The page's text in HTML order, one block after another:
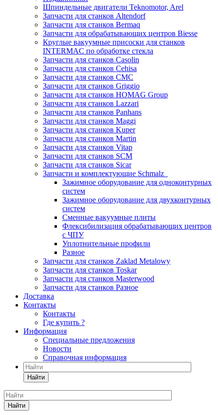
Шпиндельные двигатели Teknomotor, Arel
Запчасти для станков Altendorf
Запчасти для станков Bermaq
Запчасти для обрабатывающих центров Biesse
Круглые вакуумные присоски для станков
INTERMAC по обработке стекла
Запчасти для станков Casolin
Запчасти для станков Cehisa
Запчасти для станков CMC
Запчасти для станков Griggio
Запчасти для станков HOMAG Group
Запчасти для станков Lazzari
Запчасти для станков Panhans
Запчасти для станков Maggi
Запчасти для станков Kuper
Запчасти для станков Martin
Запчасти для станков Vitap
Запчасти для станков SCM
Запчасти для станков Sicar
Запчасти и комплектующие Schmalz
Зажимное оборудование для одноконтурных
систем
Зажимное оборудование для двухконтурных
систем
Сменные вакуумные плиты
Флексибилизация обрабатывающих центров
с ЧПУ
Уплотнительные профили
Разное
Запчасти для станков Zaklad Metalowy
Запчасти для станков Toskar
Запчасти для станков Masterwood
Запчасти для станков Разное
Доставка
Контакты
Контакты
Где купить ?
Информация
Специальные предложения
Новости
Справочная информация
Найти
Найти